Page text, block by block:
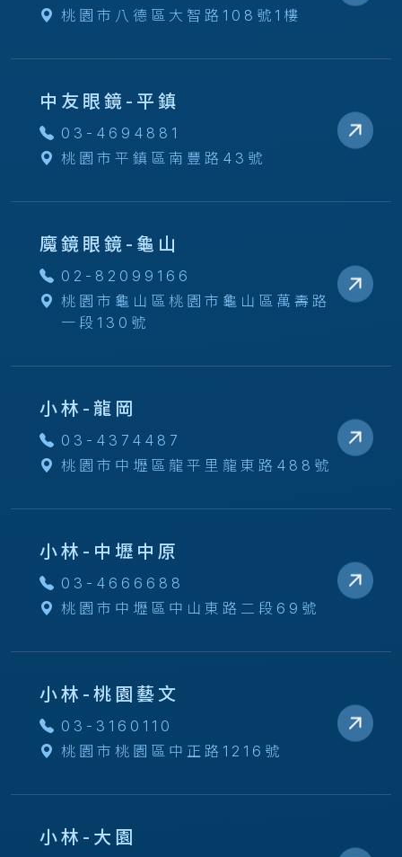
桃園市八德區大智路108號1樓
中友眼鏡-平鎮
03-4694881
桃園市平鎮區南豐路43號
魔鏡眼鏡-龜山
02-82099166
桃園市龜山區桃園市龜山區萬壽路
一段130號
小林-龍岡
03-4374487
桃園市中壢區龍平里龍東路488號
小林-中壢中原
03-4666688
桃園市中壢區中山東路二段69號
小林-桃園藝文
03-3160110
桃園市桃園區中正路1216號
小林-大園